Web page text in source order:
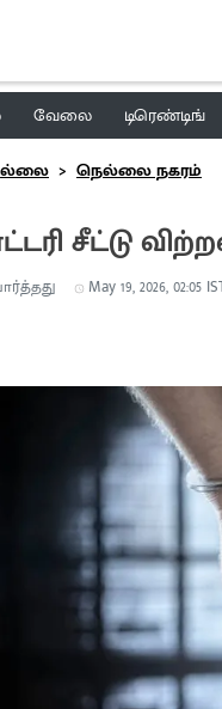
வேலை டிரெண்டிங்
நெல்லை நகரம்
சீட்டு
May 19, 2026, 02:05